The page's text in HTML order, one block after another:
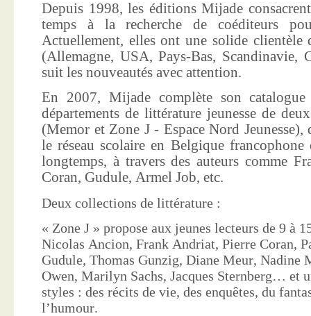
Depuis 1998, les éditions Mijade
temps à la recherche de coéditeurs
Actuellement, elles ont une solide clientèle
(Allemagne, USA, Pays-Bas, Scandinavie,
suit les nouveautés avec attention.
En 2007, Mijade complète son
départements de littérature jeunesse de
(Memor et Zone J - Espace Nord
le réseau scolaire en Belgique francophone
longtemps, à travers des auteurs comme
Coran, Gudule, Armel Job, etc.
Deux collections de littérature :
« Zone J » propose aux jeunes lecteurs de 9 à
Nicolas Ancion, Frank Andriat, Pierre Coran,
Gudule, Thomas Gunzig, Diane Meur, Nadine
Owen, Marilyn Sachs, Jacques Sternberg… et
styles : des récits de vie, des enquêtes, du
l’humour.